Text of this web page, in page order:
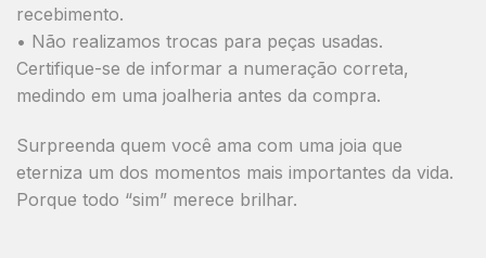
recebimento.
• Não realizamos trocas para peças usadas.
Certifique-se de informar a numeração correta,
medindo em uma joalheria antes da compra.
Surpreenda quem você ama com uma joia que
eterniza um dos momentos mais importantes da vida.
Porque todo “sim” merece brilhar.